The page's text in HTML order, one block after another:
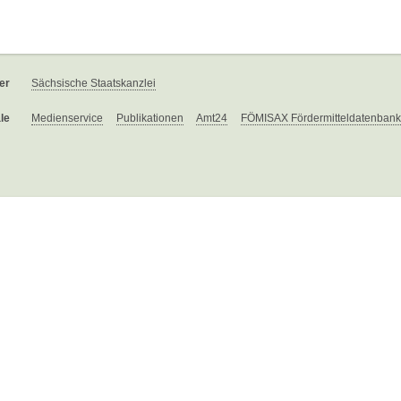
Sächsische Staatskanzlei
Medienservice Publikationen Amt24 FÖMISAX Fördermitteldatenbank